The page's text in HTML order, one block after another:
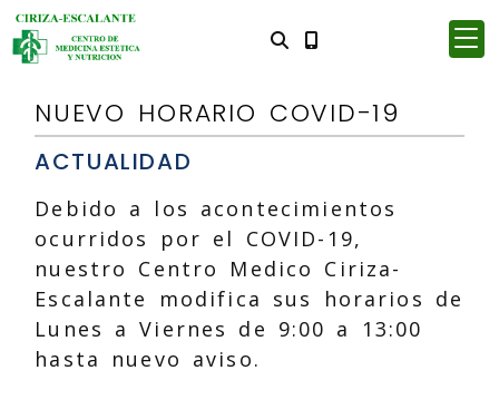
NUEVO HORARIO COVID-19
ACTUALIDAD
Debido a los acontecimientos
ocurridos por el COVID-19,
nuestro Centro Medico Ciriza-
Escalante modifica sus horarios de
Lunes a Viernes de 9:00 a 13:00
hasta nuevo aviso.